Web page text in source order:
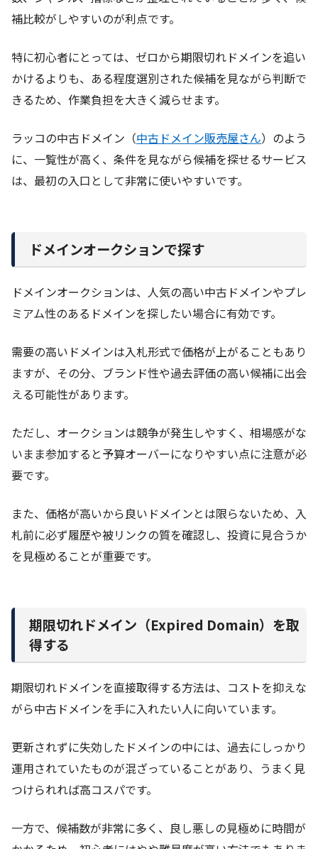
補比較がしやすいのが利点です。
特に初心者にとっては、ゼロから期限切れドメインを追い
かけるよりも、ある程度選別された候補を見ながら判断で
きるため、作業負担を大きく減らせます。
ラッコの中古ドメイン（中古ドメイン販売屋さん）のよう
に、一覧性が高く、条件を見ながら候補を探せるサービス
は、最初の入口として非常に使いやすいです。
ドメインオークションで探す
ドメインオークションは、人気の高い中古ドメインやプレ
ミアム性のあるドメインを探したい場合に有効です。
需要の高いドメインは入札形式で価格が上がることもあり
ますが、その分、ブランド性や過去評価の高い候補に出会
える可能性があります。
ただし、オークションは競争が発生しやすく、相場感がな
いまま参加すると予算オーバーになりやすい点に注意が必
要です。
また、価格が高いから良いドメインとは限らないため、入
札前に必ず履歴や被リンクの質を確認し、投資に見合うか
を見極めることが重要です。
期限切れドメイン（Expired Domain）を取
得する
期限切れドメインを直接取得する方法は、コストを抑えな
がら中古ドメインを手に入れたい人に向いています。
更新されずに失効したドメインの中には、過去にしっかり
運用されていたものが混ざっていることがあり、うまく見
つけられれば高コスパです。
一方で、候補数が非常に多く、良し悪しの見極めに時間が